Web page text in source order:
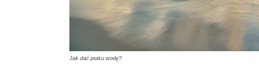
Jak dać ptaku wodę?